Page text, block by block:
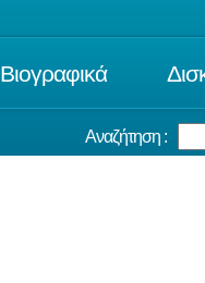
Βιογραφικά
Αναζήτηση :